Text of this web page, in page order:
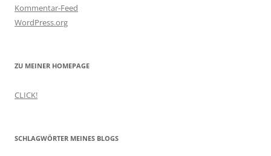
Kommentar-Feed
WordPress.org
ZU MEINER HOMEPAGE
CLICK!
SCHLAGWÖRTER MEINES BLOGS